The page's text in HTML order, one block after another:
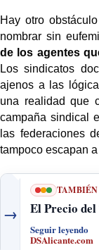
Hay otro
nombrar sin
de los agentes
Los sindicatos
ajenos a las
una realidad que
campaña sindical
las federaciones
tampoco escapan
→ El Precio
Seguir leyendo
DSAlicante.com